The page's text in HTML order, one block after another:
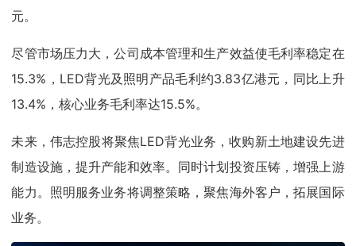
元。
尽管市场压力大，公司成本管理和生产效益使毛利率稳定在
15.3%，LED背光及照明产品毛利约3.83亿港元，同比上升
13.4%，核心业务毛利率达15.5%。
未来，伟志控股将聚焦LED背光业务，收购新土地建设先进
制造设施，提升产能和效率。同时计划投资压铸，增强上游
能力。照明服务业务将调整策略，聚焦海外客户，拓展国际
业务。